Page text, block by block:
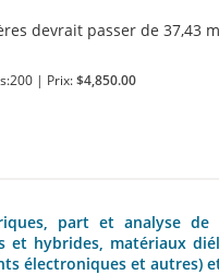
devrait passer de 37,43
| Prix:$4,850.00
part et analyse
et hybrides, matériaux
électroniques et autres)